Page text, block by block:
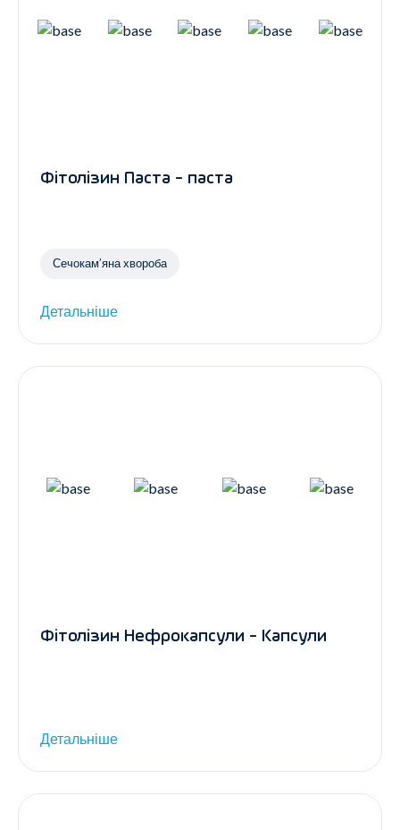
Фітолізин Паста - паста
Сечокам’яна хвороба
Детальніше
Фітолізин Нефрокапсули - Капсули
Детальніше